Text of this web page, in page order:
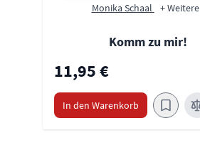
Monika Schaal + Weitere
Komm zu mir!
11,95 €
In den Warenkorb